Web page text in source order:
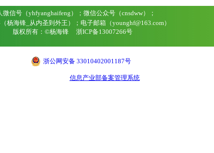
微信号（yhfyanghaifeng）；微信公众号（cnsdww）；
杨海锋_从内圣到外王）；电子邮箱（younghf@163.com）
版权所有：©杨海锋 浙ICP备13007266号
浙公网安备 33010402001187号
信息产业部备案管理系统